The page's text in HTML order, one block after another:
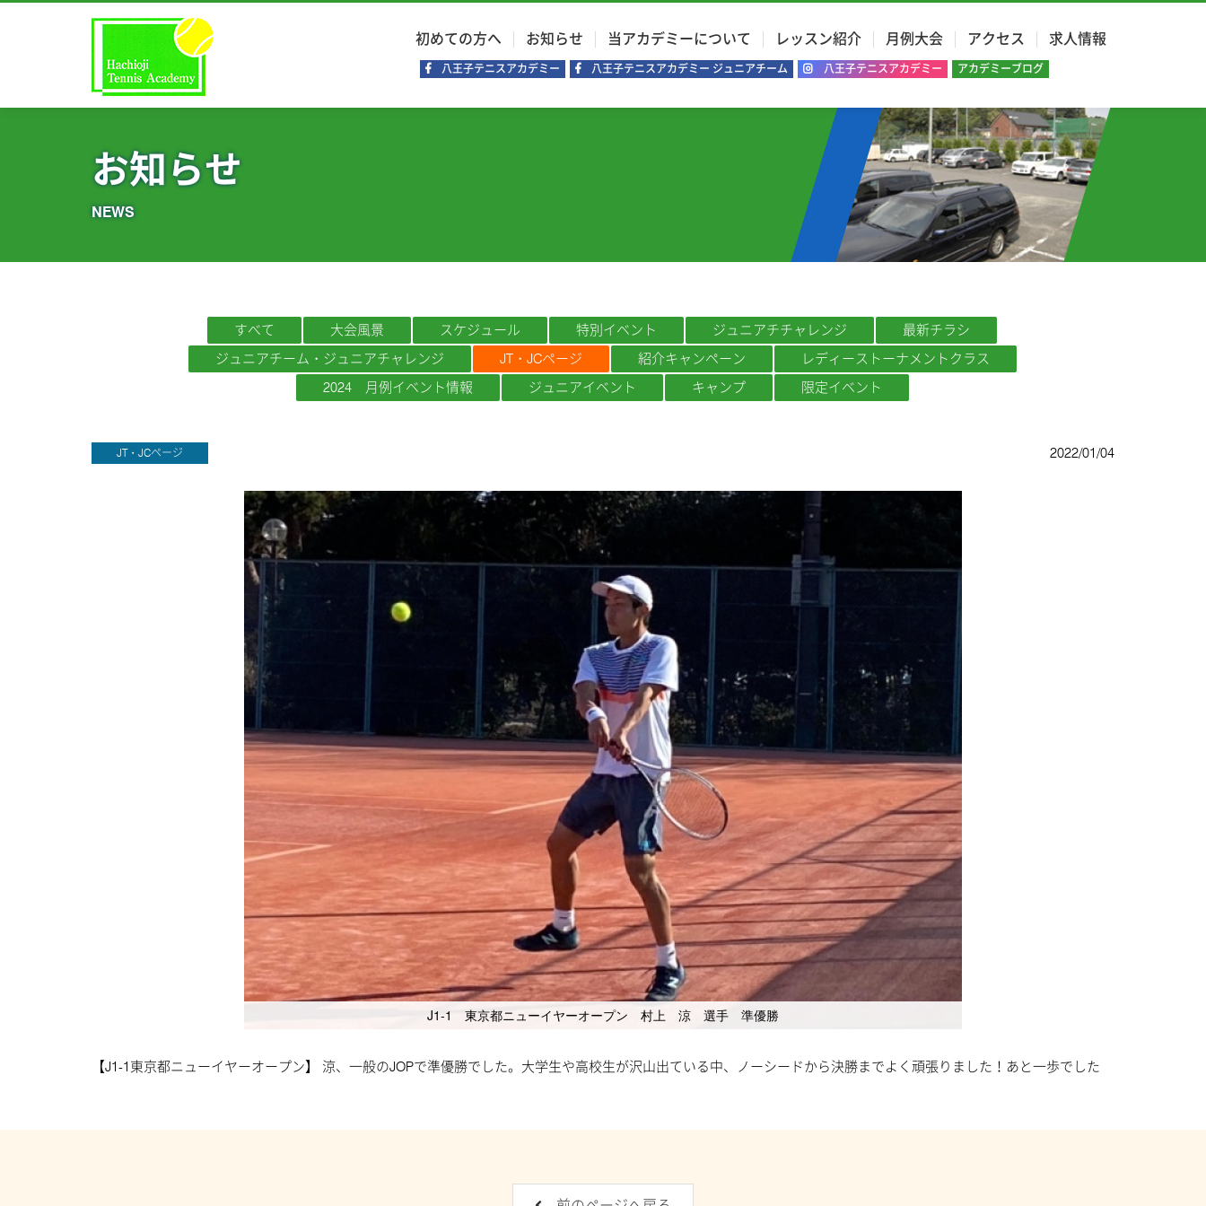
初めての方へ お知らせ 当アカデミーについて レッスン紹介 月例大会 アクセス 求人情報
八王子テニスアカデミー 八王子テニスアカデミー ジュニアチーム 八王子テニスアカデミー アカデミーブログ
お知らせ
NEWS
すべて 大会風景 スケジュール 特別イベント ジュニアチチャレンジ
最新チラシ
ジュニアチーム・ジュニアチャレンジ
JT・JCページ 紹介キャンペーン
レディーストーナメントクラス
2024 月例イベント情報
ジュニアイベント キャンプ 限定イベント
JT・JCページ 2022/01/04
J1-1 東京都ニューイヤーオープン 村上 涼 選手 準優勝
【J1-1東京都ニューイヤーオープン】 涼、一般のJOPで準優勝でした。大学生や高校生が沢山出ている中、ノーシードから決勝までよく頑張りました！あと一歩でした